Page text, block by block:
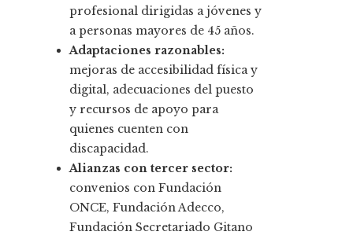
profesional dirigidas a jóvenes y
a personas mayores de 45 años.
Adaptaciones razonables:
mejoras de accesibilidad física y
digital, adecuaciones del puesto
y recursos de apoyo para
quienes cuenten con
discapacidad.
Alianzas con tercer sector:
convenios con Fundación
ONCE, Fundación Adecco,
Fundación Secretariado Gitano